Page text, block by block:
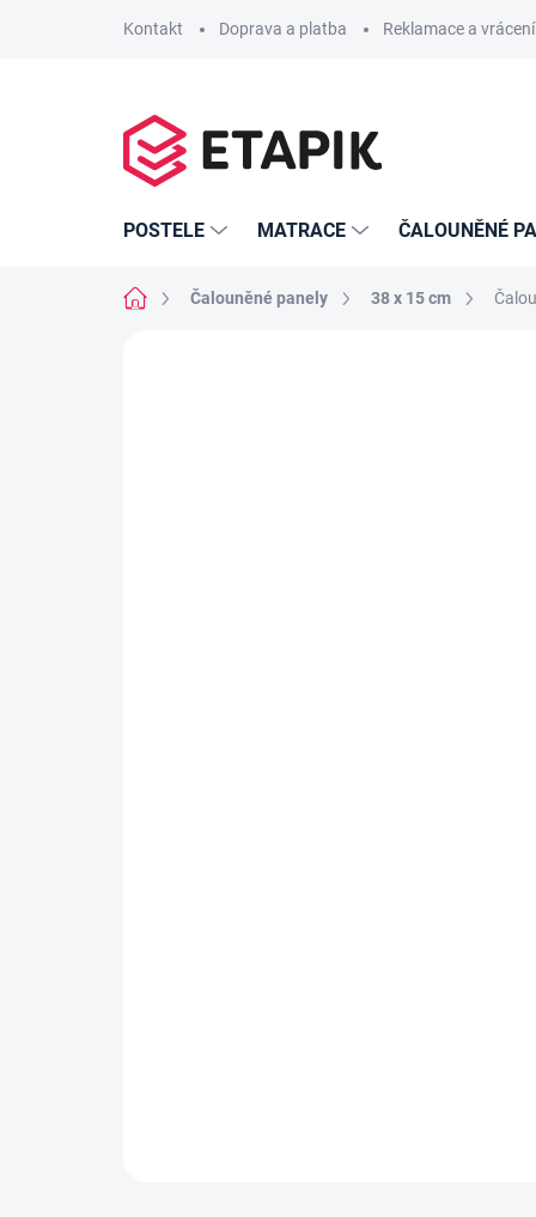
Kontakt Doprava a platba Reklamace a
POSTELE MATRACE ČALOUNĚNÉ
Domů Čalouněné panely 38 x 15 cm